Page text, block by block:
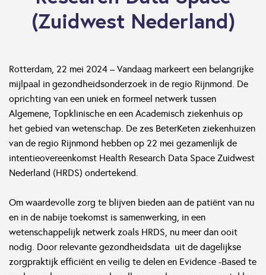
(Zuidwest Nederland)
Rotterdam, 22 mei 2024 – Vandaag markeert een belangrijke
mijlpaal in gezondheidsonderzoek in de regio Rijnmond. De
oprichting van een uniek en formeel netwerk tussen
Algemene, Topklinische en een Academisch ziekenhuis op
het gebied van wetenschap. De zes BeterKeten ziekenhuizen
van de regio Rijnmond hebben op 22 mei gezamenlijk de
intentieovereenkomst Health Research Data Space Zuidwest
Nederland (HRDS) ondertekend.
Om waardevolle zorg te blijven bieden aan de patiënt van nu
en in de nabije toekomst is samenwerking, in een
wetenschappelijk netwerk zoals HRDS, nu meer dan ooit
nodig. Door relevante gezondheidsdata uit de dagelijkse
zorgpraktijk efficiënt en veilig te delen en Evidence -Based te